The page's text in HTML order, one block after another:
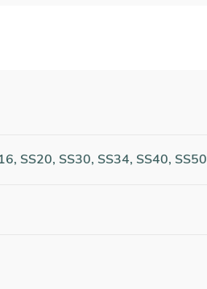
SS20, SS30, SS34, SS40, SS50